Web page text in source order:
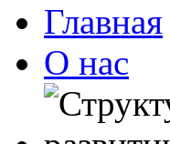
Главная
О нас